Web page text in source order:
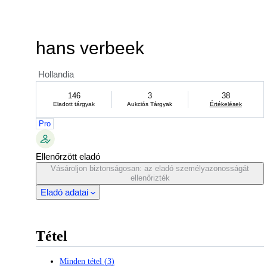
hans verbeek
Hollandia
146
Eladott tárgyak
3
Aukciós Tárgyak
38
Értékelések
Pro
Ellenőrzött eladó
Vásároljon biztonságosan: az eladó személyazonosságát
ellenőrizték
Eladó adatai
Tétel
Minden tétel (3)